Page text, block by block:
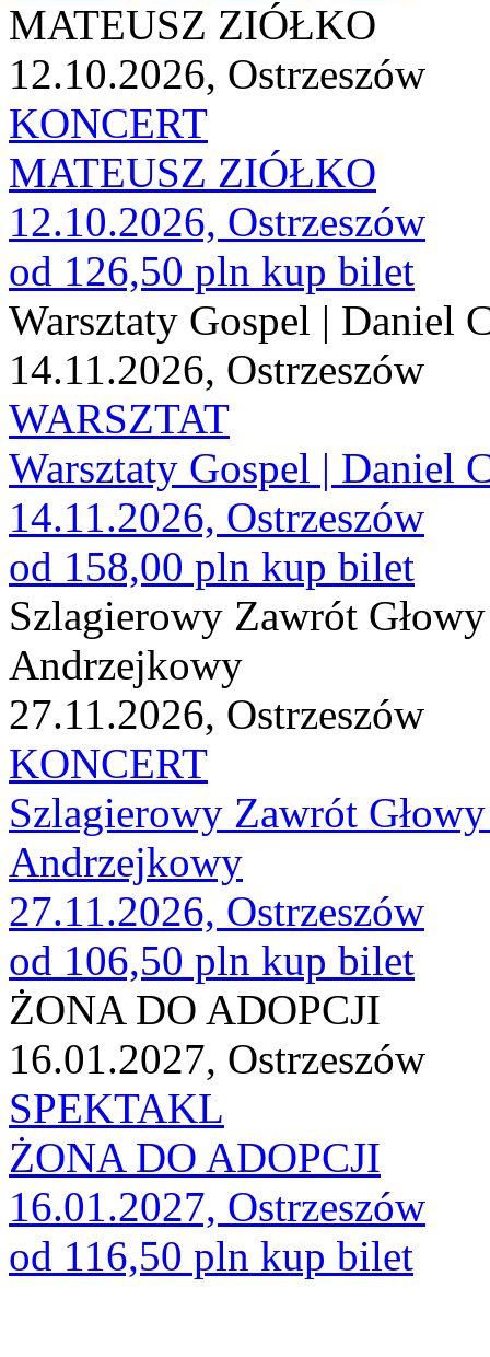
MATEUSZ ZIÓŁKO
12.10.2026, Ostrzeszów
KONCERT
MATEUSZ ZIÓŁKO
12.10.2026, Ostrzeszów
od 126,50 pln kup bilet
Warsztaty Gospel | Daniel
14.11.2026, Ostrzeszów
WARSZTAT
Warsztaty Gospel | Daniel
14.11.2026, Ostrzeszów
od 158,00 pln kup bilet
Szlagierowy Zawrót
Andrzejkowy
27.11.2026, Ostrzeszów
KONCERT
Szlagierowy Zawrót
Andrzejkowy
27.11.2026, Ostrzeszów
od 106,50 pln kup bilet
ŻONA DO ADOPCJI
16.01.2027, Ostrzeszów
SPEKTAKL
ŻONA DO ADOPCJI
16.01.2027, Ostrzeszów
od 116,50 pln kup bilet